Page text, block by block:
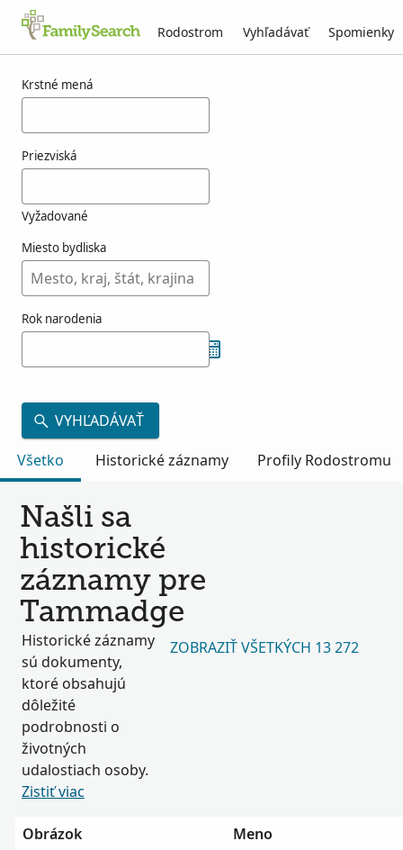
Rodostrom Vyhľadávať Spomienky
Krstné mená
Priezviská
Vyžadované
Miesto bydliska
Rok narodenia
VYHĽADÁVAŤ
Všetko
Historické záznamy Profily Rodostromu
Našli sa
historické
záznamy pre
Tammadge
Historické záznamy
sú dokumenty,
ktoré obsahujú
dôležité
podrobnosti o
životných
udalostiach osoby.
Zistiť viac
ZOBRAZIŤ VŠETKÝCH 13 272
Obrázok
Meno